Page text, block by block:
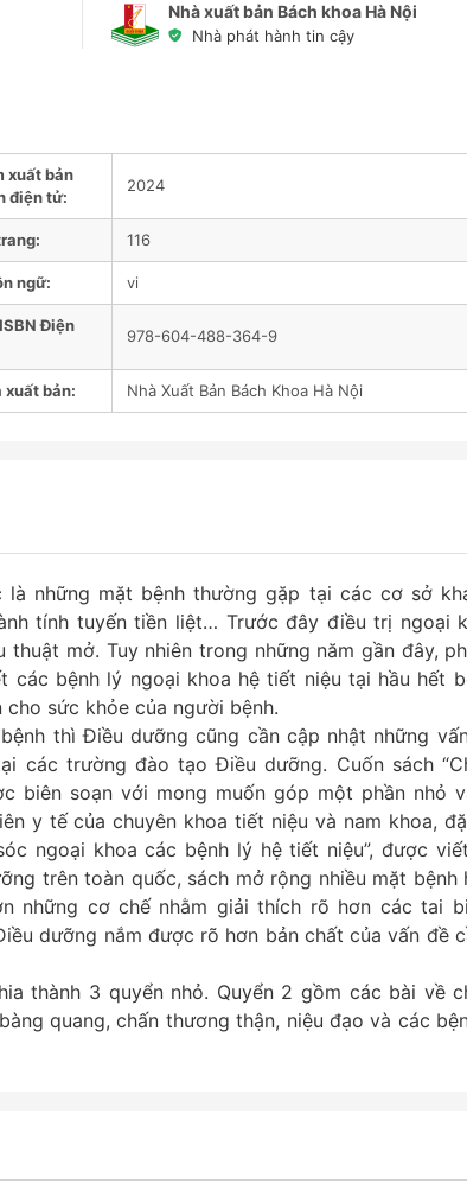
Nhà xuất bản Bách khoa Hà Nội
Nhà phát hành tin cậy
xuất bản
điện tử:
2024
116
ngữ: vi
Điện
978-604-488-364-9
xuất bản: Nhà Xuất Bản Bách Khoa Hà Nội
những mặt bệnh thường gặp tại các cơ sở
tính tuyến tiền liệt… Trước đây điều trị ngoại
mở. Tuy nhiên trong những năm gần đây,
bệnh lý ngoại khoa hệ tiết niệu tại hầu hết
sức khỏe của người bệnh.
thì Điều dưỡng cũng cần cập nhật những
các trường đào tạo Điều dưỡng. Cuốn sách
biên soạn với mong muốn góp một phần nhỏ
y tế của chuyên khoa tiết niệu và nam khoa,
ngoại khoa các bệnh lý hệ tiết niệu”, được
trên toàn quốc, sách mở rộng nhiều mặt bệnh
những cơ chế nhằm giải thích rõ hơn các tai
dưỡng nắm được rõ hơn bản chất của vấn đề
thành 3 quyển nhỏ. Quyển 2 gồm các bài về
quang, chấn thương thận, niệu đạo và các